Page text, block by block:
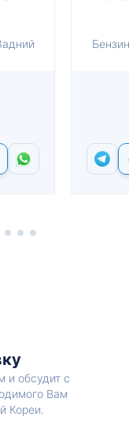
Бензин
и обсудит с
Вам
Кореи.